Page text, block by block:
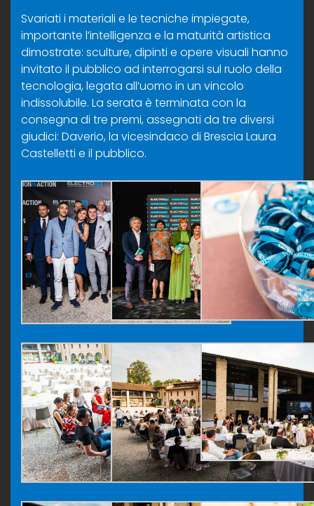
Svariati i materiali e le tecniche impiegate,
importante l’intelligenza e la maturità artistica
dimostrate: sculture, dipinti e opere visuali hanno
invitato il pubblico ad interrogarsi sul ruolo della
tecnologia, legata all’uomo in un vincolo
indissolubile. La serata è terminata con la
consegna di tre premi, assegnati da tre diversi
giudici: Daverio, la vicesindaco di Brescia Laura
Castelletti e il pubblico.